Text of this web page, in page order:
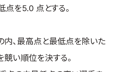
材のお申し込み
サイトについて
ライバシーポリシー
イトマップ
点を5.0 点とする。
、最高点と最低点を除いた
い順位を決する。